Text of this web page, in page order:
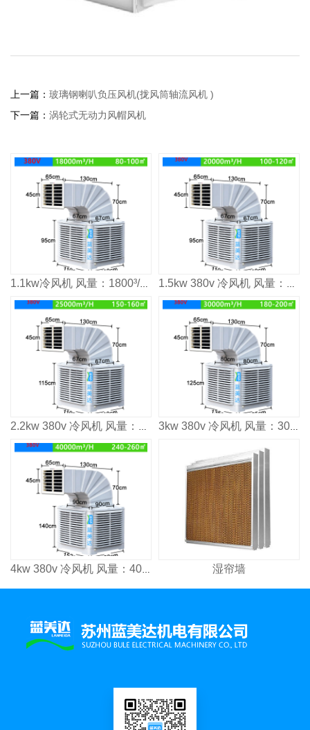
上一篇： 玻璃钢喇叭负压风机(拢风筒轴流风机 )
下一篇： 涡轮式无动力风帽风机
1.1kw冷风机 风量：1800³/h 适用面积：80-100m² 1.5kw 380v 冷风机 风量：2000³/h 适用面积：120㎡
2.2kw 380v 冷风机 风量：2500³/h 适用面积：160㎡ 3kw 380v 冷风机 风量：3000³/h 适用面积：2000㎡
4kw 380v 冷风机 风量：4000³/h 适用面积：2600㎡ 湿帘墙